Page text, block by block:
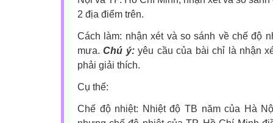
2 địa điểm trên.
Cách làm: nhận xét và so sánh về chế độ
mưa.Chú ý:yêu cầu của bài chỉ là nhận
phải giải thích.
Cụ thể:
Chế độ nhiệt: Nhiệt độ TB năm của Hà